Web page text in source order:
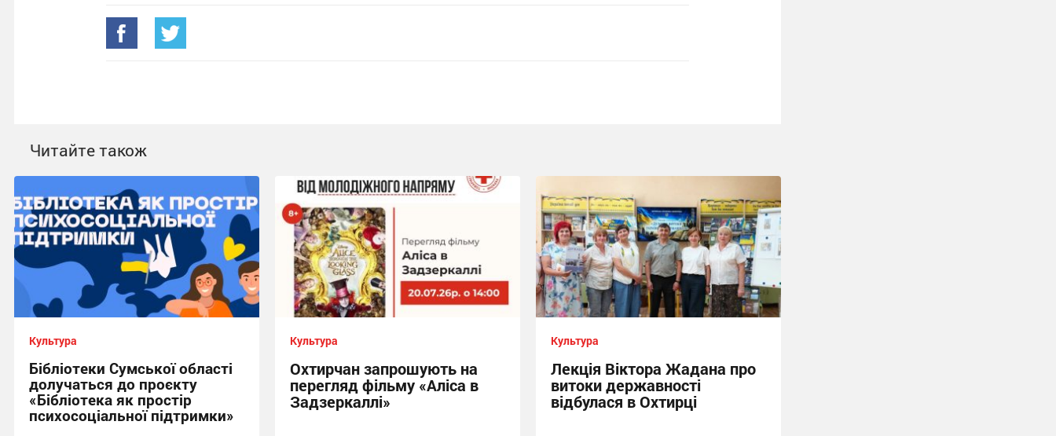
Читайте також
Культура
Бібліотеки Сумської області
долучаться до проєкту
«Бібліотека як простір
психосоціальної підтримки»
Культура
Охтирчан запрошують на
перегляд фільму «Аліса в
Задзеркаллі»
Культура
Лекція Віктора Жадана про
витоки державності
відбулася в Охтирці